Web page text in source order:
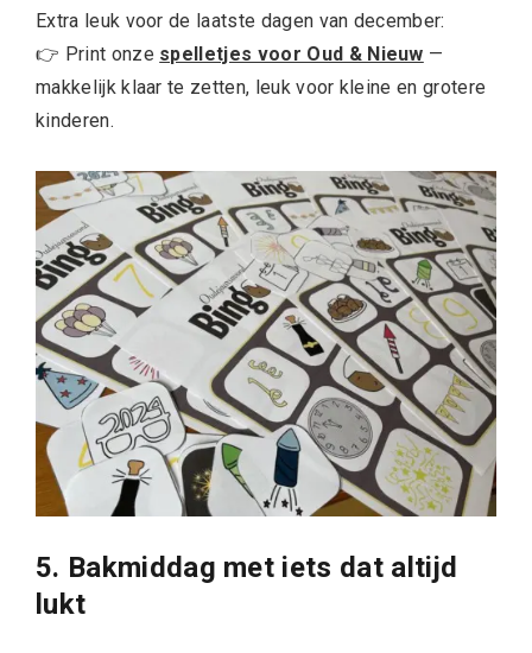
Extra leuk voor de laatste dagen van december:
👉 Print onze spelletjes voor Oud & Nieuw —
makkelijk klaar te zetten, leuk voor kleine en grotere
kinderen.
5. Bakmiddag met iets dat altijd
lukt